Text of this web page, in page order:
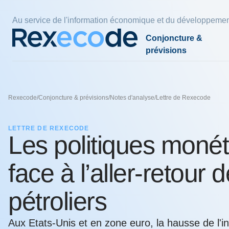
Au service de l'information économique et du
Conjoncture &
prévisions
Etats-Unis
Chine
Pays émergents
Coût du travail
Durée du travail
Fiscalité
Industrie verte
Stratégies de décarbonation
Olivier REDOULES
Raphaël TROTIGNON
24 juil.
nos
Rexecode/Conjoncture & prévisions/Notes d'analyse/Lettre de Rexecode
LETTRE DE REXECODE
Les politiques
face à l’aller-retour
pétroliers
Aux Etats-Unis et en zone euro, la hausse de